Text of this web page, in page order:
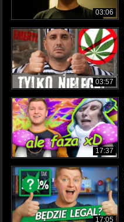
03:06
03:57
17:37
17:05